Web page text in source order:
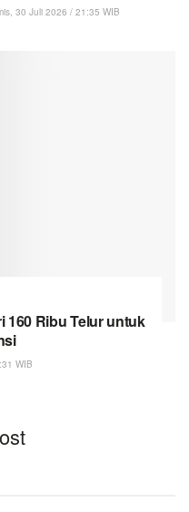
30 Juli 2026 / 21:35 WIB
160 Ribu Telur untuk
WIB